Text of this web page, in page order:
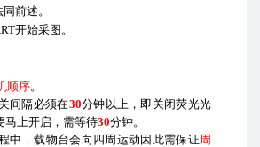
前述。
开始采图。
顺序。
间隔必须在30分钟以上，即关闭荧光光
马上开启，需等待30分钟。
中，载物台会向四周运动因此需保证周